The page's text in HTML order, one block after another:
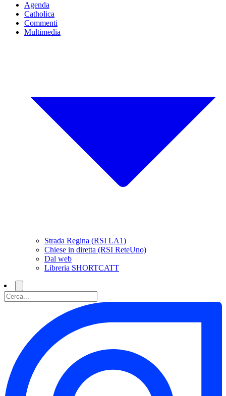
Agenda
Catholica
Commenti
Multimedia
Strada Regina (RSI LA1)
Chiese in diretta (RSI ReteUno)
Dal web
Libreria SHORTCATT